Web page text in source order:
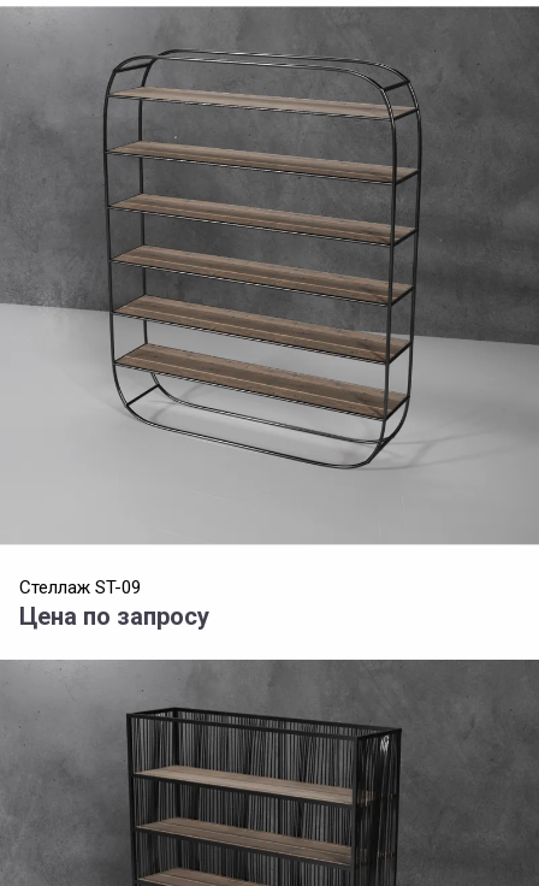
Стеллаж ST-09
Цена по запросу